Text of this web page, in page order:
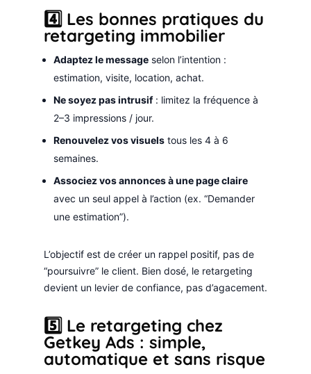
4️⃣ Les bonnes pratiques du
retargeting immobilier
Adaptez le messageselon l’intention :
estimation, visite, location, achat.
Ne soyez pas intrusif: limitez la fréquence à
2–3 impressions / jour.
Renouvelez vos visuelstous les 4 à 6
semaines.
Associez vos annonces à une page claire
avec un seul appel à l’action (ex. “Demander
une estimation”).
L’objectif est de créer un rappel positif, pas de
“poursuivre” le client. Bien dosé, le retargeting
devient un levier de confiance, pas d’agacement.
5️⃣ Le retargeting chez
Getkey Ads : simple,
automatique et sans risque